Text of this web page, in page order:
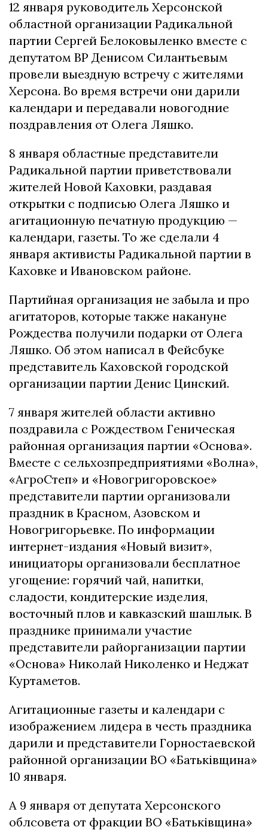
12 января руководитель Херсонской
областной организации Радикальной
партии Сергей Белоковыленко вместе с
депутатом ВР Денисом Силантьевым
провели выездную встречу с жителями
Херсона. Во время встречи они дарили
календари и передавали новогодние
поздравления от Олега Ляшко.
8 января областные представители
Радикальной партии приветствовали
жителей Новой Каховки, раздавая
открытки с подписью Олега Ляшко и
агитационную печатную продукцию —
календари, газеты. То же сделали 4
января активисты Радикальной партии в
Каховке и Ивановском районе.
Партийная организация не забыла и про
агитаторов, которые также накануне
Рождества получили подарки от Олега
Ляшко. Об этом написал в Фейсбуке
представитель Каховской городской
организации партии Денис Цинский.
7 января жителей области активно
поздравила с Рождеством Геническая
районная организация партии «Основа».
Вместе с сельхозпредприятиями «Волна»,
«АгроСтеп» и «Новогригоровское»
представители партии организовали
праздник в Красном, Азовском и
Новогригорьевке. По информации
интернет-издания «Новый визит»,
инициаторы организовали бесплатное
угощение: горячий чай, напитки,
сладости, кондитерские изделия,
восточный плов и кавказский шашлык. В
празднике принимали участие
представители райорганизации партии
«Основа» Николай Николенко и Неджат
Куртаметов.
Агитационные газеты и календари с
изображением лидера в честь праздника
дарили и представители Горностаевской
районной организации ВО «Батьківщина»
10 января.
А 9 января от депутата Херсонского
облсовета от фракции ВО «Батьківщина»